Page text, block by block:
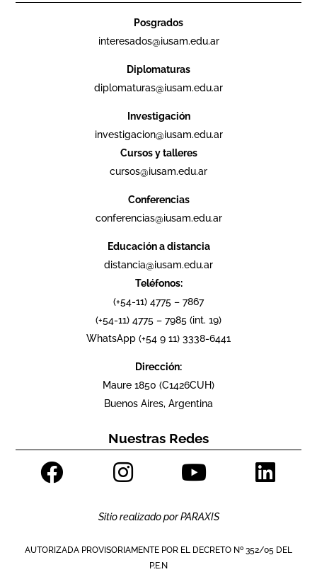
Posgrados
interesados@iusam.edu.ar
Diplomaturas
diplomaturas@iusam.edu.ar
Investigación
investigacion@iusam.edu.ar
Cursos y talleres
cursos@iusam.edu.ar
Conferencias
conferencias@iusam.edu.ar
Educación a distancia
distancia@iusam.edu.ar
Teléfonos:
(+54-11) 4775 – 7867
(+54-11) 4775 – 7985 (int. 19)
WhatsApp (+54 9 11) 3338-6441
Dirección:
Maure 1850 (C1426CUH)
Buenos Aires, Argentina
Nuestras Redes
Sitio realizado porPARAXIS
AUTORIZADA PROVISORIAMENTE POR EL DECRETO Nº 352/05 DEL
P.E.N